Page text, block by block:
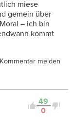
miese
gemein über
– ich bin
kommt
Kommentar melden
49
0